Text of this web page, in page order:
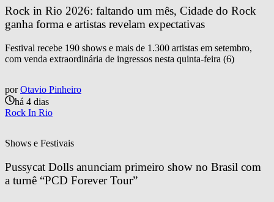
Rock in Rio 2026: faltando um mês, Cidade do Rock
ganha forma e artistas revelam expectativas
Festival recebe 190 shows e mais de 1.300 artistas em setembro,
com venda extraordinária de ingressos nesta quinta-feira (6)
por Otavio Pinheiro
há 4 dias
Rock In Rio
Shows e Festivais
Pussycat Dolls anunciam primeiro show no Brasil com
a turnê “PCD Forever Tour”